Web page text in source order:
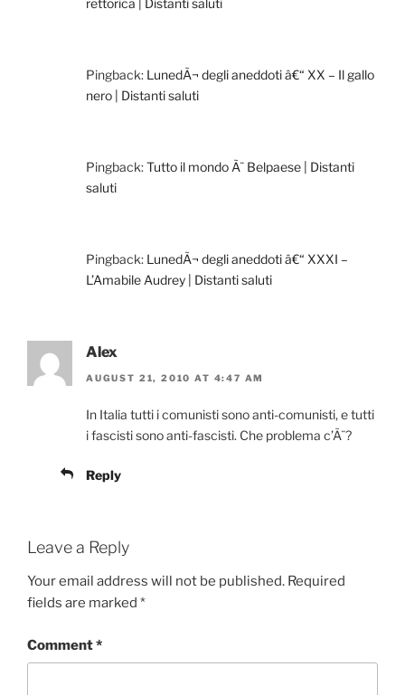
rettorica | Distanti saluti
Pingback: LunedÃ¬ degli aneddoti â€“ XX – Il gallo
nero | Distanti saluti
Pingback:Tutto il mondo Ã¨ Belpaese | Distanti
saluti
Pingback: LunedÃ¬ degli aneddoti â€“ XXXI –
L’Amabile Audrey | Distanti saluti
Alex
AUGUST 21, 2010 AT 4:47 AM
In Italia tutti i comunisti sono anti-comunisti, e tutti
i fascisti sono anti-fascisti. Che problema c’Ã¨?
Reply
Leave a Reply
Your email address will not be published. Required
fields are marked *
Comment*